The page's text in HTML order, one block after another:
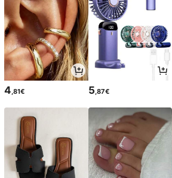
4,81€ 5,87€